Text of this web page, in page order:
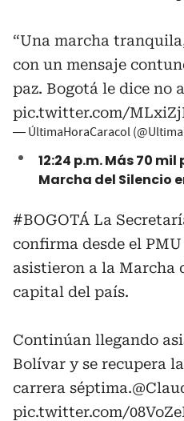
“Una marcha
con un mensaje
paz. Bogotá le dice no
pic.twitter.com/
— ÚltimaHoraCaracol
12:24 p.m. Más 70
Marcha del Silencio
#BOGOTÁ La
confirma desde el
asistieron a la Marcha
capital del país.
Continúan llegando
Bolívar y se recupera
carrera séptima.
pic.twitter.com/